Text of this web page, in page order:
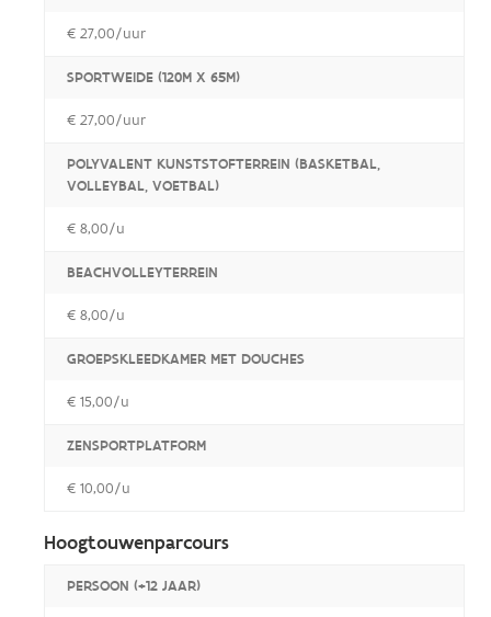
€ 27,00/uur
SPORTWEIDE (120M X 65M)
€ 27,00/uur
POLYVALENT KUNSTSTOFTERREIN (BASKETBAL,
VOLLEYBAL, VOETBAL)
€ 8,00/u
BEACHVOLLEYTERREIN
€ 8,00/u
GROEPSKLEEDKAMER MET DOUCHES
€ 15,00/u
ZENSPORTPLATFORM
€ 10,00/u
Hoogtouwenparcours
PERSOON (+12 JAAR)